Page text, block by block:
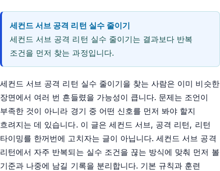
세컨드 서브 공격 리턴 실수 줄이기
세컨드 서브 공격 리턴 실수 줄이기는 결과보다 반복
조건을 먼저 찾는 과정입니다.
세컨드 서브 공격 리턴 실수 줄이기을 찾는 사람은 이미 비슷한
장면에서 여러 번 흔들렸을 가능성이 큽니다. 문제는 조언이
부족한 것이 아니라 경기 중 어떤 신호를 먼저 봐야 할지
흐려지는 데 있습니다. 이 글은 세컨드 서브, 공격 리턴, 리턴
타이밍를 한꺼번에 고치자는 글이 아닙니다. 세컨드 서브 공격
리턴에서 자주 반복되는 실수 조건을 끊는 방식에 맞춰 먼저 볼
기준과 나중에 남길 기록을 분리합니다. 기본 규칙과 훈련